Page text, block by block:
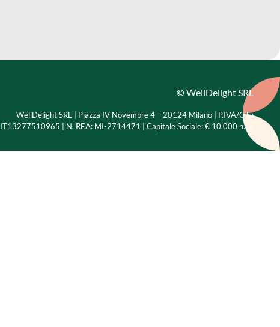
© WellDelight SRL
WellDelight SRL | Piazza IV Novembre 4 – 20124 Milano | P.IVA/C.F.:
IT13277510965 | N. REA: MI-2714471 | Capitale Sociale: € 10.000 n.i.v.